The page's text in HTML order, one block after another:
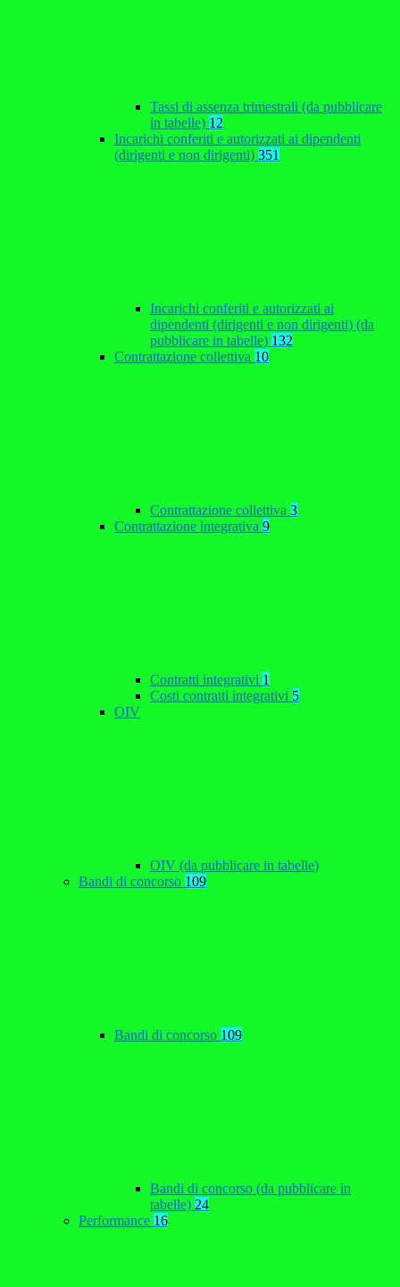
Tassi di assenza trimestrali (da pubblicare
in tabelle) 12
Incarichi conferiti e autorizzati ai dipendenti
(dirigenti e non dirigenti) 351
Incarichi conferiti e autorizzati ai
dipendenti (dirigenti e non dirigenti) (da
pubblicare in tabelle) 132
Contrattazione collettiva 10
Contrattazione collettiva 3
Contrattazione integrativa 9
Contratti integrativi 1
Costi contratti integrativi 5
OIV
OIV (da pubblicare in tabelle)
Bandi di concorso 109
Bandi di concorso 109
Bandi di concorso (da pubblicare in
tabelle) 24
Performance 16